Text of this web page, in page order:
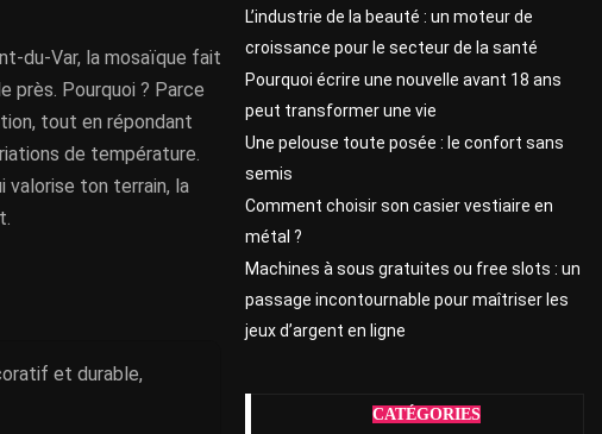
du-Var, la mosaïque fait
près. Pourquoi ? Parce
tout en répondant
de température.
valorise ton terrain, la
et durable,
L’industrie de la beauté : un moteur de
croissance pour le secteur de la santé
Pourquoi écrire une nouvelle avant 18 ans
peut transformer une vie
Une pelouse toute posée : le confort sans
semis
Comment choisir son casier vestiaire en
métal ?
Machines à sous gratuites ou free slots : un
passage incontournable pour maîtriser les
jeux d’argent en ligne
CATÉGORIES